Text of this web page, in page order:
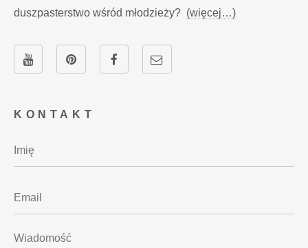
KONTAKT
duszpasterstwo wśród młodzieży? (więcej…)